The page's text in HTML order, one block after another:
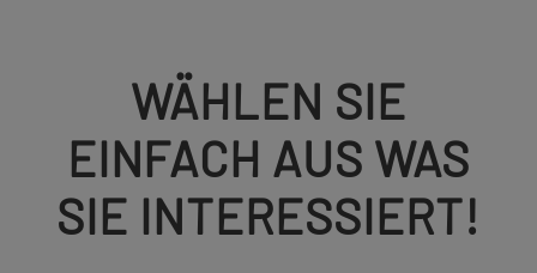
WÄHLEN SIE
EINFACH AUS WAS
SIE INTERESSIERT!